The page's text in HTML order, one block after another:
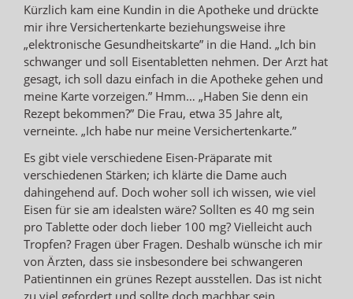
Kürzlich kam eine Kundin in die Apotheke und drückte
mir ihre Versichertenkarte beziehungsweise ihre
„elektronische Gesundheitskarte” in die Hand. „Ich bin
schwanger und soll Eisentabletten nehmen. Der Arzt hat
gesagt, ich soll dazu einfach in die Apotheke gehen und
meine Karte vorzeigen.” Hmm… „Haben Sie denn ein
Rezept bekommen?” Die Frau, etwa 35 Jahre alt,
verneinte. „Ich habe nur meine Versichertenkarte.”
Es gibt viele verschiedene Eisen-Präparate mit
verschiedenen Stärken; ich klärte die Dame auch
dahingehend auf. Doch woher soll ich wissen, wie viel
Eisen für sie am idealsten wäre? Sollten es 40 mg sein
pro Tablette oder doch lieber 100 mg? Vielleicht auch
Tropfen? Fragen über Fragen. Deshalb wünsche ich mir
von Ärzten, dass sie insbesondere bei schwangeren
Patientinnen ein grünes Rezept ausstellen. Das ist nicht
zu viel gefordert und sollte doch machbar sein.